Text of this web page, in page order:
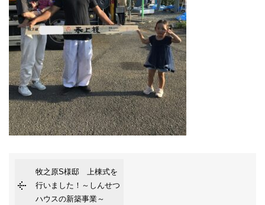
牧之原S様邸 上棟式を
行いました！～しんせつ
ハウスの新築事業～